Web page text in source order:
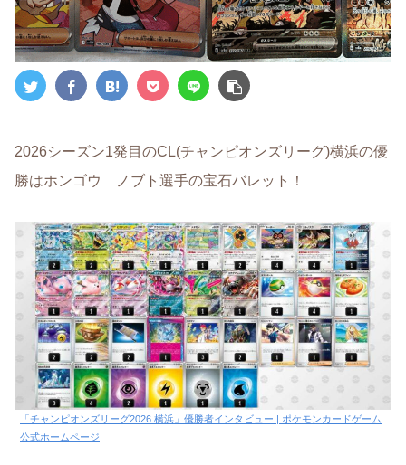
2026シーズン1発目のCL(チャンピオンズリーグ)横浜の優
勝はホンゴウ ノブト選手の宝石バレット！
「チャンピオンズリーグ2026 横浜」優勝者インタビュー | ポケモンカードゲーム
公式ホームページ